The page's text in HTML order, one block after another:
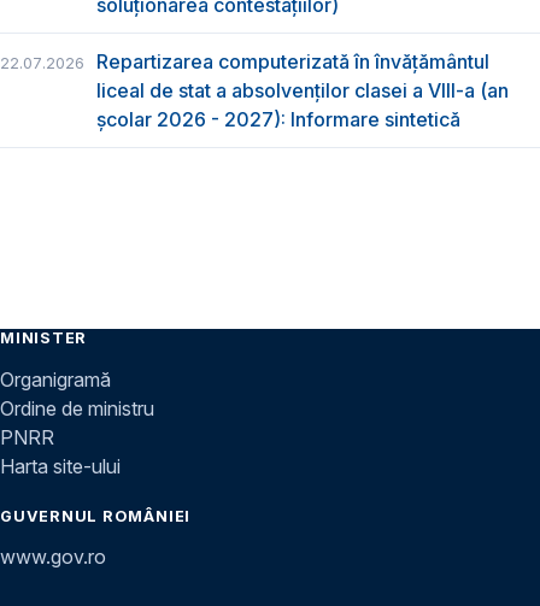
22.07.2026
Repartizarea computerizată în învăţământul
liceal de stat a absolvenţilor clasei a VIII-a (an
școlar 2026 - 2027): Informare sintetică
MINISTER
Organigramă
Ordine de ministru
PNRR
Harta site-ului
GUVERNUL ROMÂNIEI
www.gov.ro